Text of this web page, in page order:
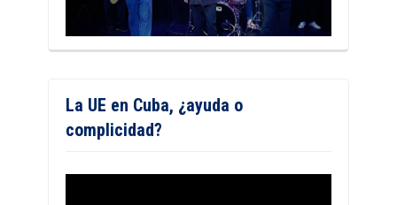
La UE en Cuba, ¿ayuda o
complicidad?